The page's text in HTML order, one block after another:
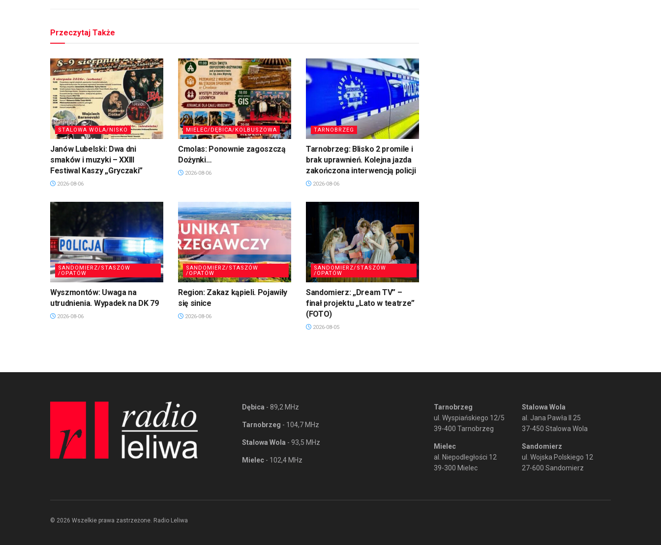
Przeczytaj Także
STALOWA WOLA/NISKO
Janów Lubelski: Dwa dni
smaków i muzyki – XXIII
Festiwal Kaszy „Gryczaki”
2026-08-06
MIELEC/DĘBICA/KOLBUSZOWA
Cmolas: Ponownie zagoszczą
Dożynki…
2026-08-06
TARNOBRZEG
Tarnobrzeg: Blisko 2 promile i
brak uprawnień. Kolejna jazda
zakończona interwencją policji
2026-08-06
SANDOMIERZ/STASZÓW
/OPATÓW
Wyszmontów: Uwaga na
utrudnienia. Wypadek na DK 79
2026-08-06
SANDOMIERZ/STASZÓW
/OPATÓW
Region: Zakaz kąpieli. Pojawiły
się sinice
2026-08-06
SANDOMIERZ/STASZÓW
/OPATÓW
Sandomierz: „Dream TV” –
finał projektu „Lato w teatrze”
(FOTO)
2026-08-05
Dębica - 89,2 MHz
Tarnobrzeg - 104,7 MHz
Stalowa Wola - 93,5 MHz
Mielec - 102,4 MHz
Tarnobrzeg
ul. Wyspiańskiego 12/5
39-400 Tarnobrzeg
Mielec
al. Niepodległości 12
39-300 Mielec
Stalowa Wola
al. Jana Pawła II 25
37-450 Stalowa Wola
Sandomierz
ul. Wojska Polskiego 12
27-600 Sandomierz
© 2026 Wszelkie prawa zastrzeżone. Radio Leliwa